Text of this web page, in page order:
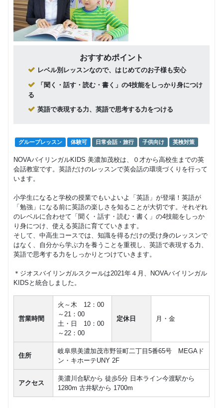
Class4 小学
生
グループレッスン
8,500円(税込) / 月
回数：4 / 1セッション40分
グループレッスン 子供向け
9,000円(税込) / 月
回数：4 / 1セッション40分
Class2c,2b,2a
9,500
おすすめポイント
レベル別レッスンなので、はじめてのお子様も安心
「聞く・話す・読む・書く」の4技能をしっかり身につけ
る
英語で表現する力、英語で思考する力をつける
グループレッスン 体験可 日常会話・旅行 子供向け 英検対策
NOVAバイリンガルKIDS 美濃加茂校は、０才から高校生までの英
会話教室です。英語だけのレッスンで英会話の環境づくりを行って
います。
小学生になると学校の授業でもいよいよ「英語」が登場！英語が
「勉強」になる前に英語の楽しさを知ることが大切です。それぞれ
のレベルに合わせて「聞く・話す・読む・書く」の4技能をしっか
り身につけ、使える英語に育てていきます。
そして、中高生コースでは、知識を得るだけの受け身のレッスンで
はなく、自分から学ぶ力を養うことを重視し、英語で表現する力、
英語で思考する力をしっかりとつけていきます。
＊ジオスバイリンガルスクールは2021年４月、NOVAバイリンガル
KIDSと統合しました。
営業時間
火～木 12：00
～21：00
土・日 10：00
～22：00
定休日 月・金
住所
岐阜県美濃加茂市野笹町二丁目5番65号 MEGAド
ン・キホーテUNY 2F
アクセス
美濃川合駅から 徒歩5分 日本ライン今渡駅から
1280m 古井駅から 1700m